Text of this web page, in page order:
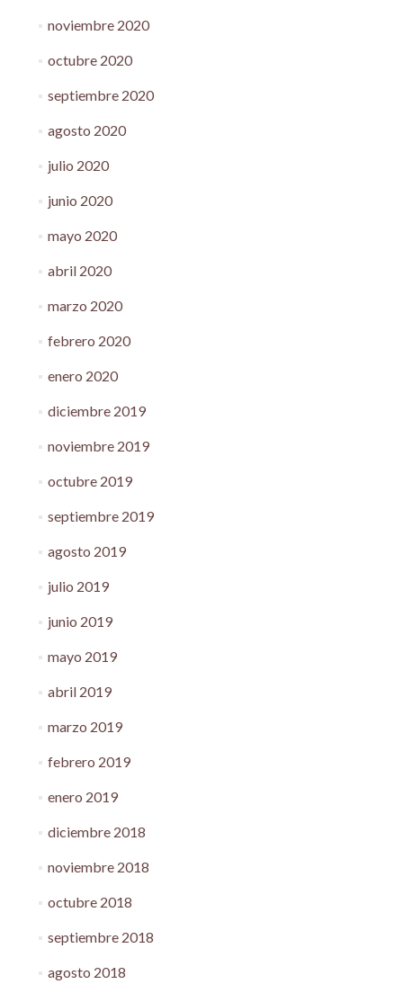
noviembre 2020
octubre 2020
septiembre 2020
agosto 2020
julio 2020
junio 2020
mayo 2020
abril 2020
marzo 2020
febrero 2020
enero 2020
diciembre 2019
noviembre 2019
octubre 2019
septiembre 2019
agosto 2019
julio 2019
junio 2019
mayo 2019
abril 2019
marzo 2019
febrero 2019
enero 2019
diciembre 2018
noviembre 2018
octubre 2018
septiembre 2018
agosto 2018